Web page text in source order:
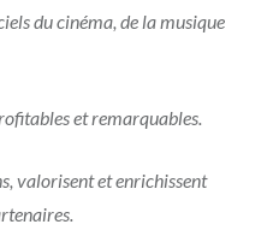
du cinéma, de la musique
et remarquables.
valorisent et enrichissent